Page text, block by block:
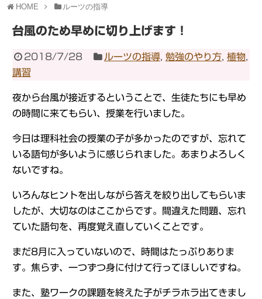
HOME ルーツの指導
台風のため早めに切り上げます！
2018/7/28 ルーツの指導 ,勉強のやり方 ,植物
講習
夜から台風が接近するということで、生徒たちにも早め
の時間に来てもらい、授業を行いました。
今日は理科社会の授業の子が多かったのですが、忘れて
いる語句が多いように感じられました。あまりよろしく
ないですね。
いろんなヒントを出しながら答えを絞り出してもらいま
したが、大切なのはここからです。間違えた問題、忘れ
ていた語句を、再度覚え直していくことです。
まだ8月に入っていないので、時間はたっぷりありま
す。焦らず、一つずつ身に付けて行ってほしいですね。
また、塾ワークの課題を終えた子がチラホラ出てきまし